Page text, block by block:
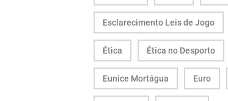
Esclarecimento Leis de Jogo
Ética Ética no Desporto
Eunice Mortágua Euro